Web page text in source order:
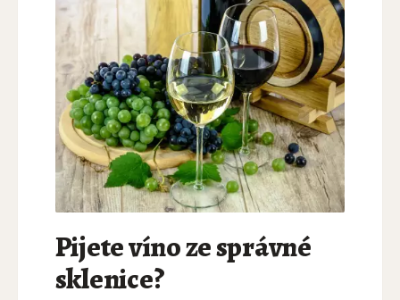
Pijete víno ze správné
sklenice?